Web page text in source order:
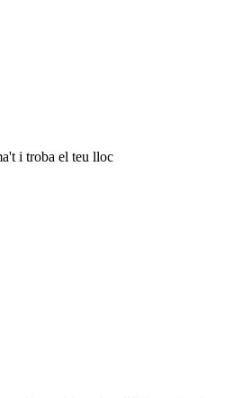
i troba el teu lloc